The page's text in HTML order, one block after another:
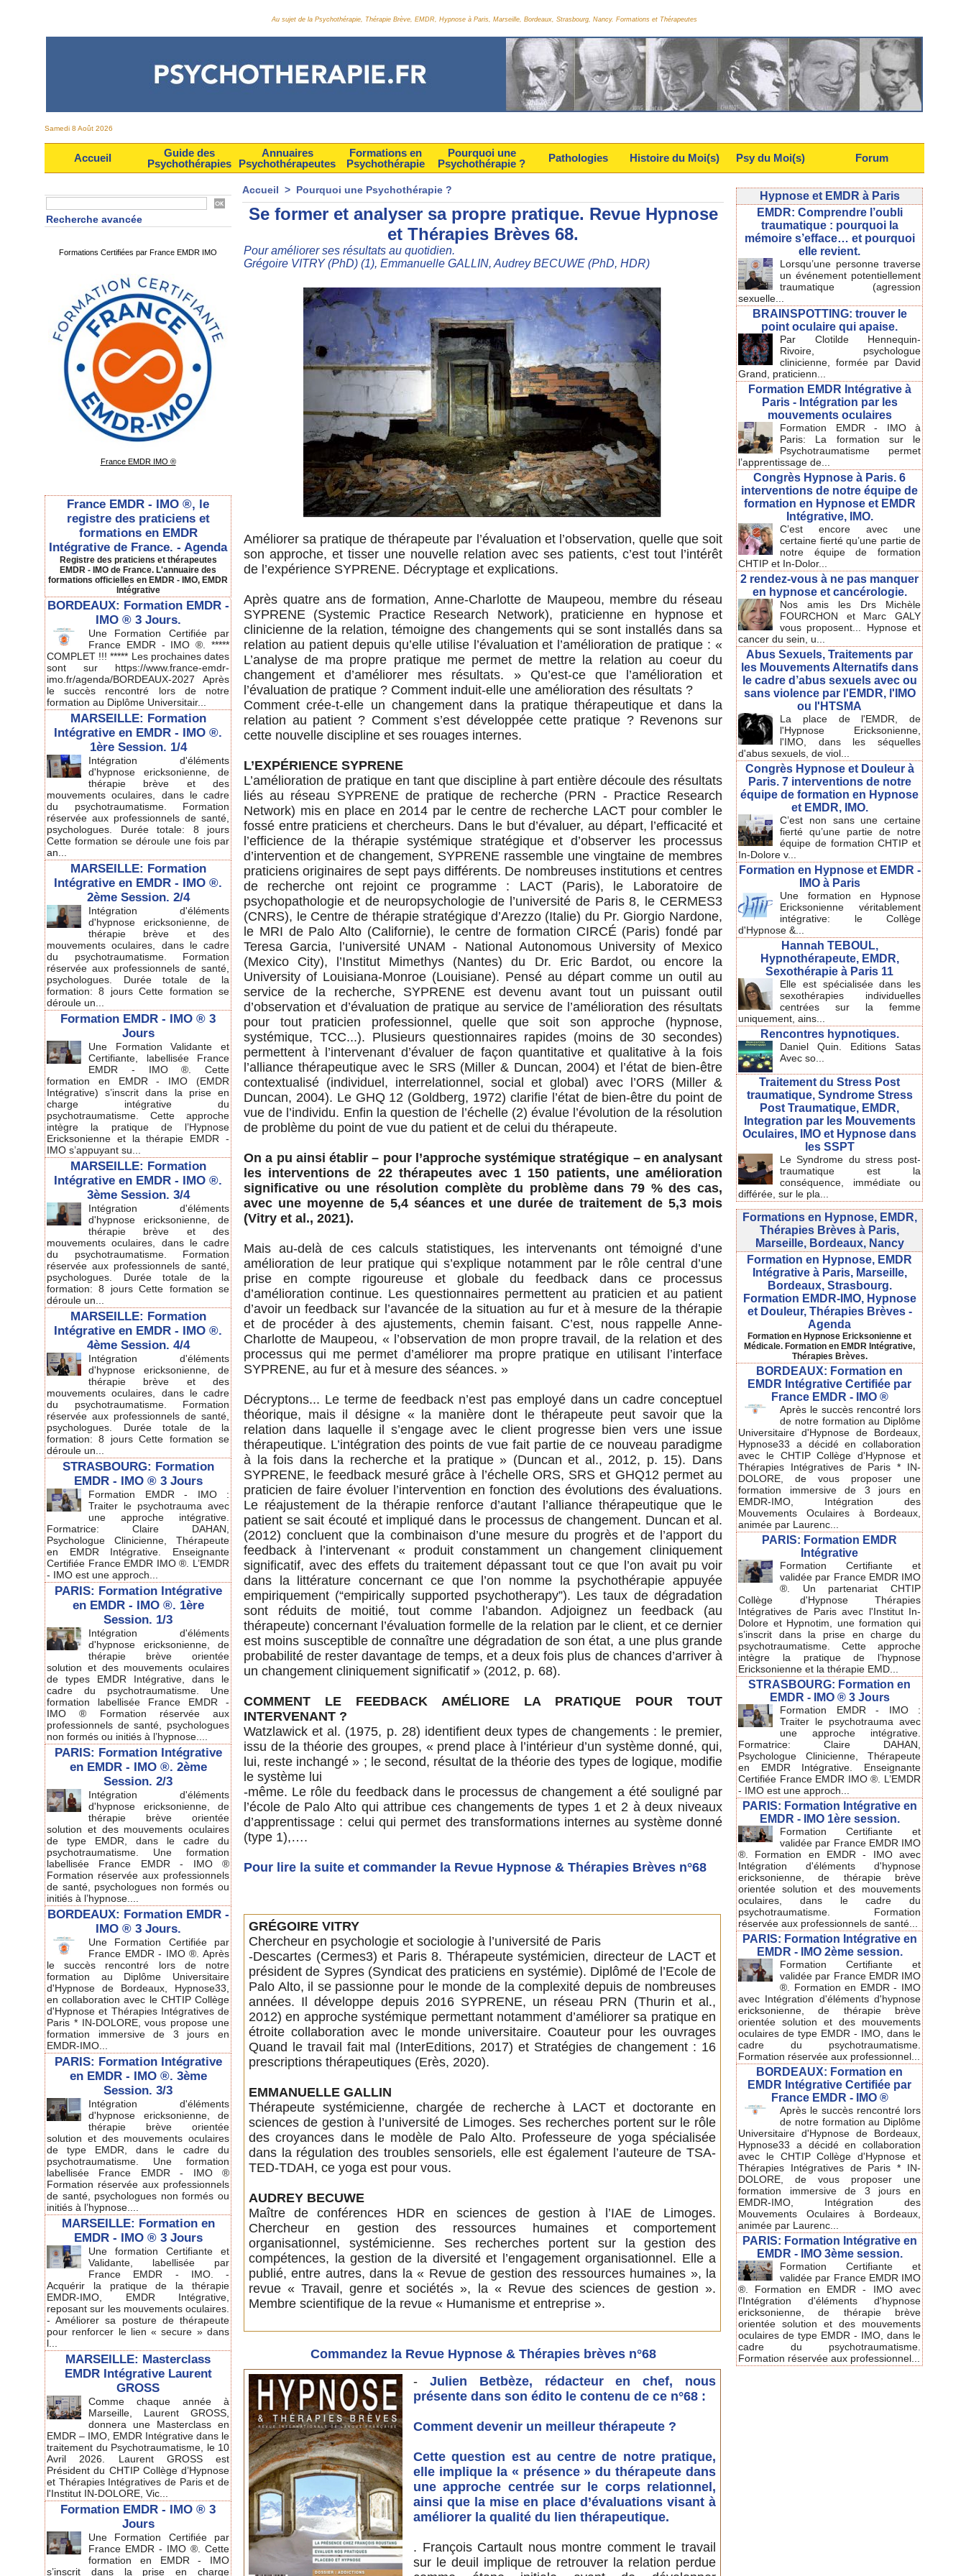
Au sujet de la Psychothérapie, Thérapie Brève, EMDR, Hypnose à Paris, Marseille, Bordeaux, Strasbourg, Nancy. Formations et Thérapeutes
Samedi 8 Août 2026
Accueil
Guide des
Psychothérapies
Annuaires
Psychothérapeutes
Formations en
Psychothérapie
Pourquoi une
Psychothérapie ?
Pathologies Histoire du Moi(s) Psy du Moi(s) Forum
Recherche avancée
Formations Certifiées par France EMDR IMO
France EMDR IMO ®
France EMDR - IMO ®, le
registre des praticiens et
formations en EMDR
Intégrative de France. - Agenda
Registre des praticiens et thérapeutes
EMDR - IMO de France. L'annuaire des
formations officielles en EMDR - IMO, EMDR
Intégrative
BORDEAUX: Formation EMDR -
IMO ® 3 Jours.
Une Formation Certifiée par
France EMDR - IMO ®. *****
COMPLET !!! ***** Les prochaines dates
sont sur https://www.france-emdr-
imo.fr/agenda/BORDEAUX-2027 Après
le succès rencontré lors de notre
formation au Diplôme Universitair...
MARSEILLE: Formation
Intégrative en EMDR - IMO ®.
1ère Session. 1/4
Intégration d'éléments
d'hypnose ericksonienne, de
thérapie brève et des
mouvements oculaires, dans le cadre
du psychotraumatisme. Formation
réservée aux professionnels de santé,
psychologues. Durée totale: 8 jours
Cette formation se déroule une fois par
an...
MARSEILLE: Formation
Intégrative en EMDR - IMO ®.
2ème Session. 2/4
Intégration d'éléments
d'hypnose ericksonienne, de
thérapie brève et des
mouvements oculaires, dans le cadre
du psychotraumatisme. Formation
réservée aux professionnels de santé,
psychologues. Durée totale de la
formation: 8 jours Cette formation se
déroule un...
Formation EMDR - IMO ® 3
Jours
Une Formation Validante et
Certifiante, labellisée France
EMDR - IMO ®. Cette
formation en EMDR - IMO (EMDR
Intégrative) s’inscrit dans la prise en
charge intégrative du
psychotraumatisme. Cette approche
intègre la pratique de l’Hypnose
Ericksonienne et la thérapie EMDR -
IMO s’appuyant su...
MARSEILLE: Formation
Intégrative en EMDR - IMO ®.
3ème Session. 3/4
Intégration d'éléments
d'hypnose ericksonienne, de
thérapie brève et des
mouvements oculaires, dans le cadre
du psychotraumatisme. Formation
réservée aux professionnels de santé,
psychologues. Durée totale de la
formation: 8 jours Cette formation se
déroule un...
MARSEILLE: Formation
Intégrative en EMDR - IMO ®.
4ème Session. 4/4
Intégration d'éléments
d'hypnose ericksonienne, de
thérapie brève et des
mouvements oculaires, dans le cadre
du psychotraumatisme. Formation
réservée aux professionnels de santé,
psychologues. Durée totale de la
formation: 8 jours Cette formation se
déroule un...
STRASBOURG: Formation
EMDR - IMO ® 3 Jours
Formation EMDR - IMO :
Traiter le psychotrauma avec
une approche intégrative.
Formatrice: Claire DAHAN,
Psychologue Clinicienne, Thérapeute
en EMDR Intégrative. Enseignante
Certifiée France EMDR IMO ®. L’EMDR
- IMO est une approch...
PARIS: Formation Intégrative
en EMDR - IMO ®. 1ère
Session. 1/3
Intégration d'éléments
d'hypnose ericksonienne, de
thérapie brève orientée
solution et des mouvements oculaires
de types EMDR Intégrative, dans le
cadre du psychotraumatisme. Une
formation labellisée France EMDR -
IMO ® Formation réservée aux
professionnels de santé, psychologues
non formés ou initiés à l’hypnose....
PARIS: Formation Intégrative
en EMDR - IMO ®. 2ème
Session. 2/3
Intégration d'éléments
d'hypnose ericksonienne, de
thérapie brève orientée
solution et des mouvements oculaires
de type EMDR, dans le cadre du
psychotraumatisme. Une formation
labellisée France EMDR - IMO ®
Formation réservée aux professionnels
de santé, psychologues non formés ou
initiés à l’hypnose....
BORDEAUX: Formation EMDR -
IMO ® 3 Jours.
Une Formation Certifiée par
France EMDR - IMO ®. Après
le succès rencontré lors de notre
formation au Diplôme Universitaire
d'Hypnose de Bordeaux, Hypnose33,
en collaboration avec le CHTIP Collège
d'Hypnose et Thérapies Intégratives de
Paris * IN-DOLORE, vous propose une
formation immersive de 3 jours en
EMDR-IMO...
PARIS: Formation Intégrative
en EMDR - IMO ®. 3ème
Session. 3/3
Intégration d'éléments
d'hypnose ericksonienne, de
thérapie brève orientée
solution et des mouvements oculaires
de type EMDR, dans le cadre du
psychotraumatisme. Une formation
labellisée France EMDR - IMO ®
Formation réservée aux professionnels
de santé, psychologues non formés ou
initiés à l’hypnose....
MARSEILLE: Formation en
EMDR - IMO ® 3 Jours
Une formation Certifiante et
Validante, labellisée par
France EMDR - IMO. -
Acquérir la pratique de la thérapie
EMDR-IMO, EMDR Intégrative,
reposant sur les mouvements oculaires.
- Améliorer sa posture de thérapeute
pour renforcer le lien « secure » dans
l...
MARSEILLE: Masterclass
EMDR Intégrative Laurent
GROSS
Comme chaque année à
Marseille, Laurent GROSS,
donnera une Masterclass en
EMDR – IMO, EMDR Intégrative dans le
traitement du Psychotraumatisme, le 10
Avril 2026. Laurent GROSS est
Président du CHTIP Collège d’Hypnose
et Thérapies Intégratives de Paris et de
l'Institut IN-DOLORE, Vic...
Formation EMDR - IMO ® 3
Jours
Une Formation Certifiée par
France EMDR - IMO ®. Cette
formation en EMDR - IMO
s’inscrit dans la prise en charge
Accueil > Pourquoi une Psychothérapie ?
Se former et analyser sa propre pratique. Revue Hypnose
et Thérapies Brèves 68.
Pour améliorer ses résultats au quotidien.
Grégoire VITRY (PhD) (1), Emmanuelle GALLIN, Audrey BECUWE (PhD, HDR)
Améliorer sa pratique de thérapeute par l’évaluation et l’observation, quelle que soit
son approche, et tisser une nouvelle relation avec ses patients, c’est tout l’intérêt
de l’expérience SYPRENE. Décryptage et explications.
Après quatre ans de formation, Anne-Charlotte de Maupeou, membre du réseau
SYPRENE (Systemic Practice Research Network), praticienne en hypnose et
clinicienne de la relation, témoigne des changements qui se sont installés dans sa
relation au patient depuis qu’elle utilise l’évaluation et l’amélioration de pratique : «
L’analyse de ma propre pratique me permet de mettre la relation au coeur du
changement et d’améliorer mes résultats. » Qu’est-ce que l’amélioration et
l’évaluation de pratique ? Comment induit-elle une amélioration des résultats ?
Comment crée-t-elle un changement dans la pratique thérapeutique et dans la
relation au patient ? Comment s’est développée cette pratique ? Revenons sur
cette nouvelle discipline et ses rouages internes.
L’EXPÉRIENCE SYPRENE
L’amélioration de pratique en tant que discipline à part entière découle des résultats
liés au réseau SYPRENE de pratique de recherche (PRN - Practice Research
Network) mis en place en 2014 par le centre de recherche LACT pour combler le
fossé entre praticiens et chercheurs. Dans le but d’évaluer, au départ, l’efficacité et
l’efficience de la thérapie systémique stratégique et d’observer les processus
d’intervention et de changement, SYPRENE rassemble une vingtaine de membres
praticiens originaires de sept pays différents. De nombreuses institutions et centres
de recherche ont rejoint ce programme : LACT (Paris), le Laboratoire de
psychopathologie et de neuropsychologie de l’université de Paris 8, le CERMES3
(CNRS), le Centre de thérapie stratégique d’Arezzo (Italie) du Pr. Giorgio Nardone,
le MRI de Palo Alto (Californie), le centre de formation CIRCÉ (Paris) fondé par
Teresa Garcia, l’université UNAM - National Autonomous University of Mexico
(Mexico City), l’Institut Mimethys (Nantes) du Dr. Eric Bardot, ou encore la
University of Louisiana-Monroe (Louisiane). Pensé au départ comme un outil au
service de la recherche, SYPRENE est devenu avant tout un puissant outil
d’observation et d’évaluation de pratique au service de l’amélioration des résultats
pour tout praticien professionnel, quelle que soit son approche (hypnose,
systémique, TCC...). Plusieurs questionnaires rapides (moins de 30 secondes)
permettent à l’intervenant d’évaluer de façon quantitative et qualitative à la fois
l’alliance thérapeutique avec le SRS (Miller & Duncan, 2004) et l’état de bien-être
contextualisé (individuel, interrelationnel, social et global) avec l’ORS (Miller &
Duncan, 2004). Le GHQ 12 (Goldberg, 1972) clarifie l’état de bien-être du point de
vue de l’individu. Enfin la question de l’échelle (2) évalue l’évolution de la résolution
de problème du point de vue du patient et de celui du thérapeute.
On a pu ainsi établir – pour l’approche systémique stratégique – en analysant
les interventions de 22 thérapeutes avec 1 150 patients, une amélioration
significative ou une résolution complète du problème dans 79 % des cas,
avec une moyenne de 5,4 séances et une durée de traitement de 5,3 mois
(Vitry et al., 2021).
Mais au-delà de ces calculs statistiques, les intervenants ont témoigné d’une
amélioration de leur pratique qui s’explique notamment par le rôle central d’une
prise en compte rigoureuse et globale du feedback dans ce processus
d’amélioration continue. Les questionnaires permettent au praticien et au patient
d’avoir un feedback sur l’avancée de la situation au fur et à mesure de la thérapie
et de procéder à des ajustements, chemin faisant. C’est, nous rappelle Anne-
Charlotte de Maupeou, « l’observation de mon propre travail, de la relation et des
processus qui me permet d’améliorer ma propre pratique en utilisant l’interface
SYPRENE, au fur et à mesure des séances. »
Décryptons... Le terme de feedback n’est pas employé dans un cadre conceptuel
théorique, mais il désigne « la manière dont le thérapeute peut savoir que la
relation dans laquelle il s’engage avec le client progresse bien vers une issue
thérapeutique. L’intégration des points de vue fait partie de ce nouveau paradigme
à la fois dans la recherche et la pratique » (Duncan et al., 2012, p. 15). Dans
SYPRENE, le feedback mesuré grâce à l’échelle ORS, SRS et GHQ12 permet au
praticien de faire évoluer l’intervention en fonction des évolutions des évaluations.
Le réajustement de la thérapie renforce d’autant l’alliance thérapeutique que le
patient se sait écouté et impliqué dans le processus de changement. Duncan et al.
(2012) concluent que la combinaison d’une mesure du progrès et de l’apport du
feedback à l’intervenant « produit constamment un changement cliniquement
significatif, avec des effets du traitement dépassant tout ce que l’on avait pu voir
dans la littérature concernant ce que l’on nomme la psychothérapie appuyée
empiriquement (“empirically supported psychotherapy”). Les taux de dégradation
sont réduits de moitié, tout comme l’abandon. Adjoignez un feedback (au
thérapeute) concernant l’évaluation formelle de la relation par le client, et ce dernier
est moins susceptible de connaître une dégradation de son état, a une plus grande
probabilité de rester davantage de temps, et a deux fois plus de chances d’arriver à
un changement cliniquement significatif » (2012, p. 68).
COMMENT LE FEEDBACK AMÉLIORE LA PRATIQUE POUR TOUT
INTERVENANT ?
Watzlawick et al. (1975, p. 28) identifient deux types de changements : le premier,
issu de la théorie des groupes, « prend place à l’intérieur d’un système donné, qui,
lui, reste inchangé » ; le second, résultat de la théorie des types de logique, modifie
le système lui
-même. Le rôle du feedback dans le processus de changement a été souligné par
l’école de Palo Alto qui attribue ces changements de types 1 et 2 à deux niveaux
d’apprentissage : celui qui permet des transformations internes au système donné
(type 1),….
Pour lire la suite et commander la Revue Hypnose & Thérapies Brèves n°68
GRÉGOIRE VITRY
Chercheur en psychologie et sociologie à l’université de Paris
-Descartes (Cermes3) et Paris 8. Thérapeute systémicien, directeur de LACT et
président de Sypres (Syndicat des praticiens en systémie). Diplômé de l’Ecole de
Palo Alto, il se passionne pour le monde de la complexité depuis de nombreuses
années. Il développe depuis 2016 SYPRENE, un réseau PRN (Thurin et al.,
2012) en approche systémique permettant notamment d’améliorer sa pratique en
étroite collaboration avec le monde universitaire. Coauteur pour les ouvrages
Quand le travail fait mal (InterEditions, 2017) et Stratégies de changement : 16
prescriptions thérapeutiques (Erès, 2020).
EMMANUELLE GALLIN
Thérapeute systémicienne, chargée de recherche à LACT et doctorante en
sciences de gestion à l’université de Limoges. Ses recherches portent sur le rôle
des croyances dans le modèle de Palo Alto. Professeure de yoga spécialisée
dans la régulation des troubles sensoriels, elle est également l’auteure de TSA-
TED-TDAH, ce yoga est pour vous.
AUDREY BECUWE
Maître de conférences HDR en sciences de gestion à l’IAE de Limoges.
Chercheur en gestion des ressources humaines et comportement
organisationnel, systémicienne. Ses recherches portent sur la gestion des
compétences, la gestion de la diversité et l’engagement organisationnel. Elle a
publié, entre autres, dans la « Revue de gestion des ressources humaines », la
revue « Travail, genre et sociétés », la « Revue des sciences de gestion ».
Membre scientifique de la revue « Humanisme et entreprise ».
Commandez la Revue Hypnose & Thérapies brèves n°68
- Julien Betbèze, rédacteur en chef, nous
présente dans son édito le contenu de ce n°68 :
Comment devenir un meilleur thérapeute ?
Cette question est au centre de notre pratique,
elle implique la « présence » du thérapeute dans
une approche centrée sur le corps relationnel,
ainsi que la mise en place d’évaluations visant à
améliorer la qualité du lien thérapeutique.
. François Cartault nous montre comment le travail
sur le deuil implique de retrouver la relation perdue
Hypnose et EMDR à Paris
EMDR: Comprendre l’oubli
traumatique : pourquoi la
mémoire s’efface… et pourquoi
elle revient.
Lorsqu’une personne traverse
un événement potentiellement
traumatique (agression
sexuelle...
BRAINSPOTTING: trouver le
point oculaire qui apaise.
Par Clotilde Hennequin-
Rivoire, psychologue
clinicienne, formée par David
Grand, praticienn...
Formation EMDR Intégrative à
Paris - Intégration par les
mouvements oculaires
Formation EMDR - IMO à
Paris: La formation sur le
Psychotraumatisme permet
l’apprentissage de...
Congrès Hypnose à Paris. 6
interventions de notre équipe de
formation en Hypnose et EMDR
Intégrative, IMO.
C’est encore avec une
certaine fierté qu’une partie de
notre équipe de formation
CHTIP et In-Dolor...
2 rendez-vous à ne pas manquer
en hypnose et cancérologie.
Nos amis les Drs Michèle
FOURCHON et Marc GALY
vous proposent... Hypnose et
cancer du sein, u...
Abus Sexuels, Traitements par
les Mouvements Alternatifs dans
le cadre d’abus sexuels avec ou
sans violence par l'EMDR, l'IMO
ou l'HTSMA
La place de l'EMDR, de
l'Hypnose Ericksonienne,
l'IMO, dans les séquelles
d'abus sexuels, de viol...
Congrès Hypnose et Douleur à
Paris. 7 interventions de notre
équipe de formation en Hypnose
et EMDR, IMO.
C’est non sans une certaine
fierté qu’une partie de notre
équipe de formation CHTIP et
In-Dolore v...
Formation en Hypnose et EMDR -
IMO à Paris
Une formation en Hypnose
Ericksonienne véritablement
intégrative: le Collège
d'Hypnose &...
Hannah TEBOUL,
Hypnothérapeute, EMDR,
Sexothérapie à Paris 11
Elle est spécialisée dans les
sexothérapies individuelles
centrées sur la femme
uniquement, ains...
Rencontres hypnotiques.
Daniel Quin. Editions Satas
Avec so...
Traitement du Stress Post
traumatique, Syndrome Stress
Post Traumatique, EMDR,
Integration par les Mouvements
Oculaires, IMO et Hypnose dans
les SSPT
Le Syndrome du stress post-
traumatique est la
conséquence, immédiate ou
différée, sur le pla...
Formations en Hypnose, EMDR,
Thérapies Brèves à Paris,
Marseille, Bordeaux, Nancy
Formation en Hypnose, EMDR
Intégrative à Paris, Marseille,
Bordeaux, Strasbourg.
Formation EMDR-IMO, Hypnose
et Douleur, Thérapies Brèves -
Agenda
Formation en Hypnose Ericksonienne et
Médicale. Formation en EMDR Intégrative,
Thérapies Brèves.
BORDEAUX: Formation en
EMDR Intégrative Certifiée par
France EMDR - IMO ®
Après le succès rencontré lors
de notre formation au Diplôme
Universitaire d'Hypnose de Bordeaux,
Hypnose33 a décidé en collaboration
avec le CHTIP Collège d'Hypnose et
Thérapies Intégratives de Paris * IN-
DOLORE, de vous proposer une
formation immersive de 3 jours en
EMDR-IMO, Intégration des
Mouvements Oculaires à Bordeaux,
animée par Laurenc...
PARIS: Formation EMDR
Intégrative
Formation Certifiante et
validée par France EMDR IMO
®. Un partenariat CHTIP
Collège d'Hypnose Thérapies
Intégratives de Paris avec l'Institut In-
Dolore et Hypnotim, une formation qui
s’inscrit dans la prise en charge du
psychotraumatisme. Cette approche
intègre la pratique de l’hypnose
Ericksonienne et la thérapie EMD...
STRASBOURG: Formation en
EMDR - IMO ® 3 Jours
Formation EMDR - IMO :
Traiter le psychotrauma avec
une approche intégrative.
Formatrice: Claire DAHAN,
Psychologue Clinicienne, Thérapeute
en EMDR Intégrative. Enseignante
Certifiée France EMDR IMO ®. L’EMDR
- IMO est une approch...
PARIS: Formation Intégrative en
EMDR - IMO 1ère session.
Formation Certifiante et
validée par France EMDR IMO
®. Formation en EMDR - IMO avec
Intégration d'éléments d'hypnose
ericksonienne, de thérapie brève
orientée solution et des mouvements
oculaires, dans le cadre du
psychotraumatisme. Formation
réservée aux professionnels de santé...
PARIS: Formation Intégrative en
EMDR - IMO 2ème session.
Formation Certifiante et
validée par France EMDR IMO
®. Formation en EMDR - IMO
avec Intégration d'éléments d'hypnose
ericksonienne, de thérapie brève
orientée solution et des mouvements
oculaires de type EMDR - IMO, dans le
cadre du psychotraumatisme.
Formation réservée aux professionnel...
BORDEAUX: Formation en
EMDR Intégrative Certifiée par
France EMDR - IMO ®
Après le succès rencontré lors
de notre formation au Diplôme
Universitaire d'Hypnose de Bordeaux,
Hypnose33 a décidé en collaboration
avec le CHTIP Collège d'Hypnose et
Thérapies Intégratives de Paris * IN-
DOLORE, de vous proposer une
formation immersive de 3 jours en
EMDR-IMO, Intégration des
Mouvements Oculaires à Bordeaux,
animée par Laurenc...
PARIS: Formation Intégrative en
EMDR - IMO 3ème session.
Formation Certifiante et
validée par France EMDR IMO
®. Formation en EMDR - IMO avec
l'Intégration d'éléments d'hypnose
ericksonienne, de thérapie brève
orientée solution et des mouvements
oculaires de type EMDR - IMO, dans le
cadre du psychotraumatisme.
Formation réservée aux professionnel...